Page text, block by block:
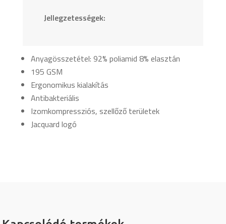
Jellegzetességek:
Anyagösszetétel: 92% poliamid 8% elasztán
195 GSM
Ergonomikus kialakítás
Antibakteriális
Izomkompressziós, szellőző területek
Jacquard logó